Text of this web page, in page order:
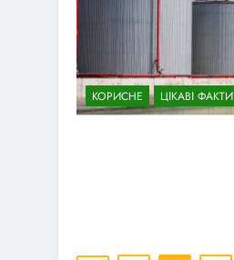
КОРИСНЕ ЦІКАВІ ФАКТИ